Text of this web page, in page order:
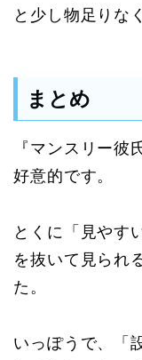
と少し物足りな
まとめ
『マンスリー彼
好意的です。
とくに「見やす
を抜いて見られ
た。
いっぽうで、「